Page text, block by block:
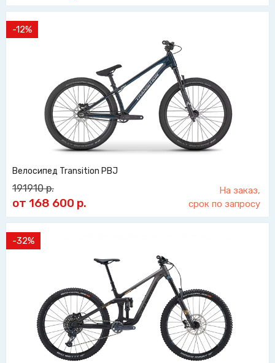
-12%
Велосипед Transition PBJ
191910р.
от 168 600 р.
На заказ,
срок по запросу
-32%